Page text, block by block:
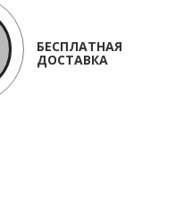
БЕСПЛАТНАЯ
ДОСТАВКА